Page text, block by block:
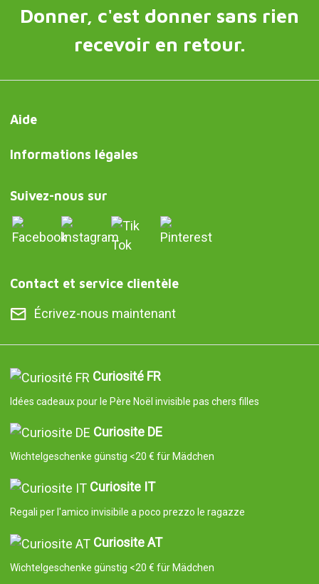
Donner, c'est donner sans rien
recevoir en retour.
Aide
Informations légales
Suivez-nous sur
Contact et service clientèle
Écrivez-nous maintenant
Curiosité FR
Idées cadeaux pour le Père Noël invisible pas chers filles
Curiosite DE
Wichtelgeschenke günstig <20 € für Mädchen
Curiosite IT
Regali per l'amico invisibile a poco prezzo le ragazze
Curiosite AT
Wichtelgeschenke günstig <20 € für Mädchen